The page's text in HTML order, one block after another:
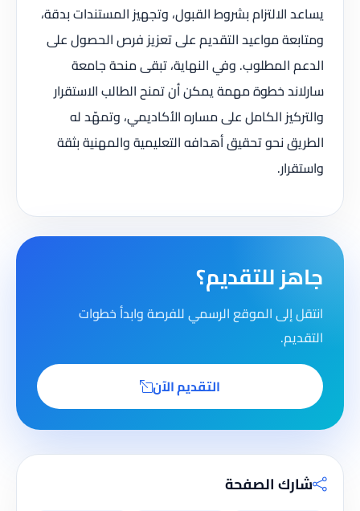
يساعد الالتزام بشروط القبول، وتجهيز المستندات بدقة،
ومتابعة مواعيد التقديم على تعزيز فرص الحصول على
الدعم المطلوب. وفي النهاية، تبقى منحة جامعة
سارلاند خطوة مهمة يمكن أن تمنح الطالب الاستقرار
والتركيز الكامل على مساره الأكاديمي، وتمهّد له
الطريق نحو تحقيق أهدافه التعليمية والمهنية بثقة
واستقرار.
جاهز للتقديم؟
انتقل إلى الموقع الرسمي للفرصة وابدأ خطوات
التقديم.
التقديم الآن
شارك الصفحة